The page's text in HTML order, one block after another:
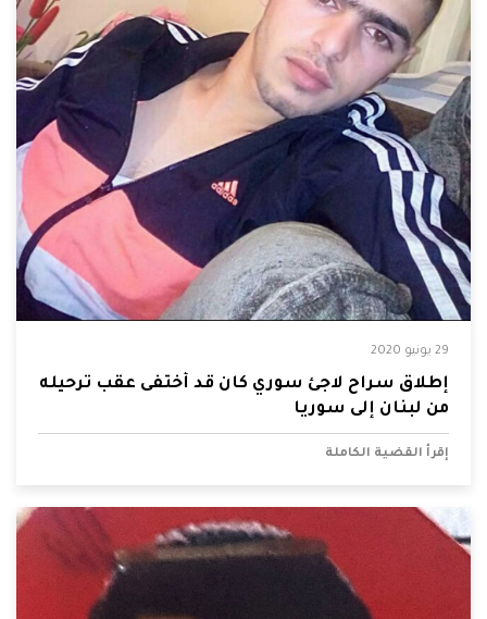
29 يونيو 2020
إطلاق سراح لاجئ سوري كان قد أختفى عقب ترحيله
من لبنان إلى سوريا
إقرأ القضية الكاملة